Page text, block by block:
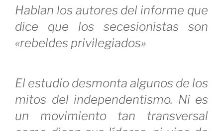
más
débil»
Hablan los autores del informe que
dice que los secesionistas son
«rebeldes privilegiados»
El estudio desmonta algunos de los
mitos del independentismo. Ni es
un movimiento tan transversal